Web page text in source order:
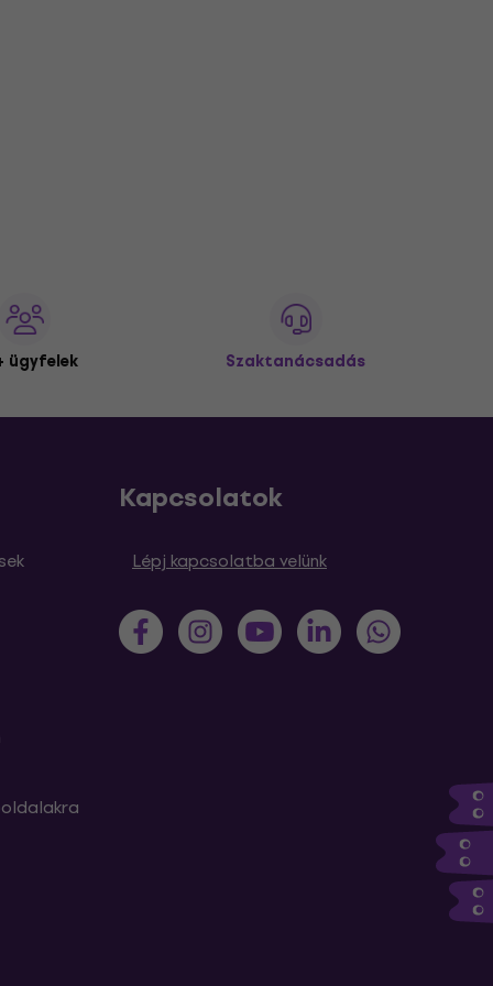
ügyfelek Szaktanácsadás
Kapcsolatok
Lépj kapcsolatba velünk